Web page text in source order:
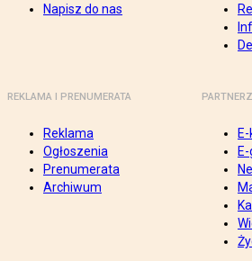
Napisz do nas
REKLAMA I PRENUMERATA
Reklama
Ogłoszenia
Prenumerata
Archiwum